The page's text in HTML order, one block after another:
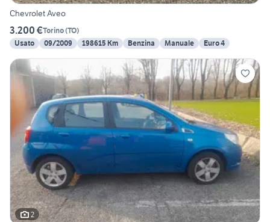
Chevrolet Aveo
3.200 €Torino(TO)
Usato
09/2009 198615 Km Benzina Manuale Euro 4
2